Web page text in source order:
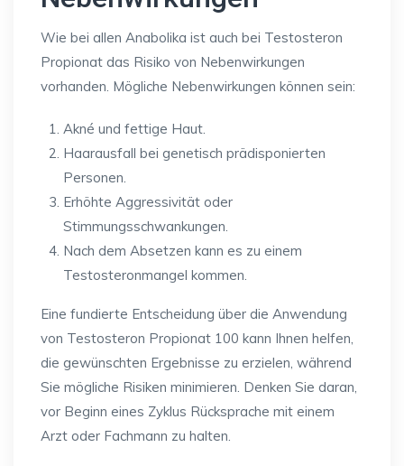
Wie bei allen Anabolika ist auch bei Testosteron
Propionat das Risiko von Nebenwirkungen
vorhanden. Mögliche Nebenwirkungen können sein:
Akné und fettige Haut.
Haarausfall bei genetisch prädisponierten
Personen.
Erhöhte Aggressivität oder
Stimmungsschwankungen.
Nach dem Absetzen kann es zu einem
Testosteronmangel kommen.
Eine fundierte Entscheidung über die Anwendung
von Testosteron Propionat 100 kann Ihnen helfen,
die gewünschten Ergebnisse zu erzielen, während
Sie mögliche Risiken minimieren. Denken Sie daran,
vor Beginn eines Zyklus Rücksprache mit einem
Arzt oder Fachmann zu halten.